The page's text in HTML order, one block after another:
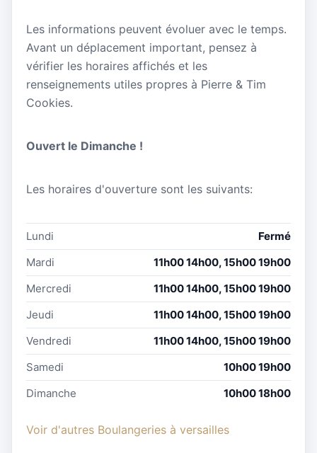
Les informations peuvent évoluer avec le temps.
Avant un déplacement important, pensez à
vérifier les horaires affichés et les
renseignements utiles propres à Pierre & Tim
Cookies.
Ouvert le Dimanche !
Les horaires d'ouverture sont les suivants:
Lundi
Fermé
Mardi
11h00 14h00, 15h00 19h00
Mercredi
11h00 14h00, 15h00 19h00
Jeudi
11h00 14h00, 15h00 19h00
Vendredi
11h00 14h00, 15h00 19h00
Samedi
10h00 19h00
Dimanche
10h00 18h00
Voir d'autres Boulangeries à versailles